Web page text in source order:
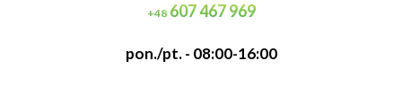
+48607 467 969
pon./pt. - 08:00-16:00